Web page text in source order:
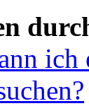
ich